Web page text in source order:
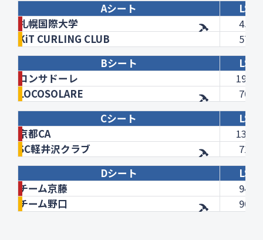
Aシート
LSD
札幌国際大学
45.6
KiT CURLING CLUB
57.6
Bシート
LSD
コンサドーレ
198.2
LOCOSOLARE
70.9
Cシート
LSD
京都CA
134.6
SC軽井沢クラブ
71.0
Dシート
LSD
チーム京藤
94.6
チーム野口
90.7